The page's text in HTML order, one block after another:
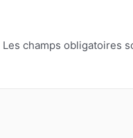
Les champs obligatoires